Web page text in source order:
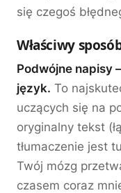
się czegoś
Właściwy
Podwójne napisy
język. To
uczących się na
oryginalny tekst
tłumaczenie jest
Twój mózg
czasem coraz